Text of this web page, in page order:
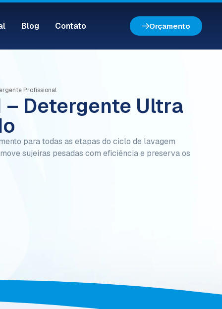
Blog Contato Orçamento
Profissional
– Detergente Ultra
para todas as etapas do ciclo de lavagem
sujeiras pesadas com eficiência e preserva os